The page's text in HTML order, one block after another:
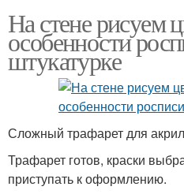
На стене рисуем
особенности
штукатурке
Сложный трафарет для
Трафарет готов, краски
приступать к оформлению.